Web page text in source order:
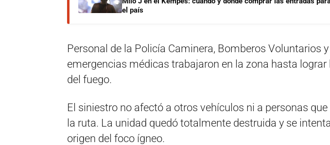
el país
Personal de la Policía Caminera, Bomberos Voluntarios
emergencias médicas trabajaron en la zona hasta lograr
del fuego.
El siniestro no afectó a otros vehículos ni a personas
la ruta. La unidad quedó totalmente destruida y se
origen del foco ígneo.